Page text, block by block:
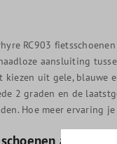
RC903
aansluiting
uit gele, blauwe
2 graden en de
Hoe meer ervaring
aan